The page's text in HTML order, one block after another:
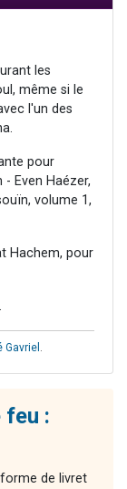
les
même si le
l'un des
pour
Even Haézer,
volume 1,
Hachem, pour
Gavriel .
feu :
de livret